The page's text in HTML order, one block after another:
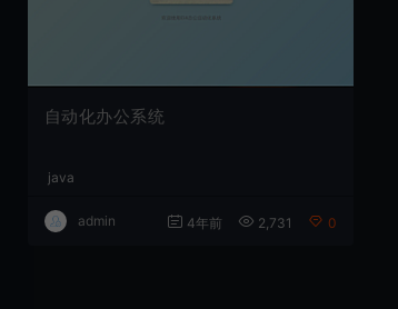
自动化办公系统
java
admin 4年前 2,731 0